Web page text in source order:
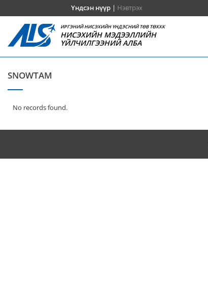
Үндсэн нүүр| Нэвтрэх
ИРГЭНИЙ НИСЭХИЙН ҮНДЭСНИЙ ТӨВ ТӨХХК
НИСЭХИЙН МЭДЭЭЛЛИЙН
ҮЙЛЧИЛГЭЭНИЙ АЛБА
SNOWTAM
No records found.